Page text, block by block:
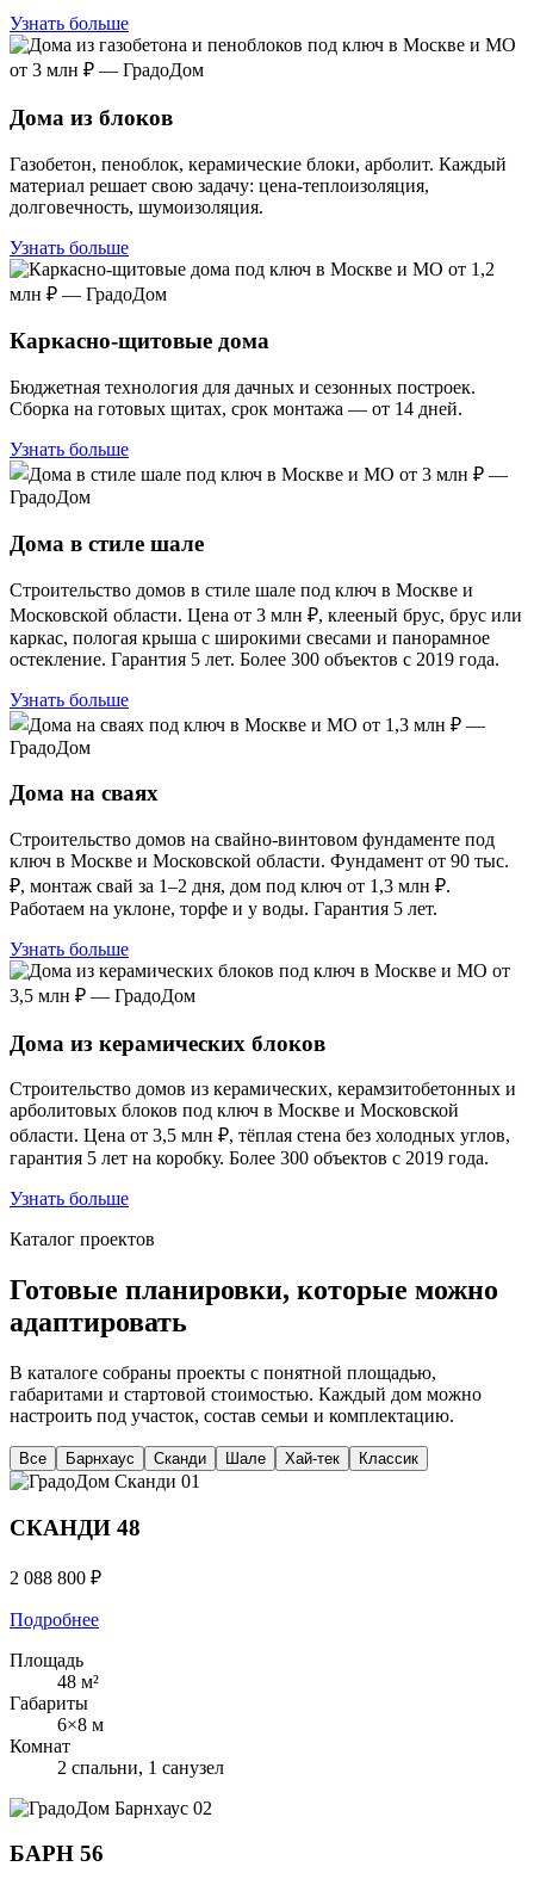
Узнать больше
Дома из блоков
Газобетон, пеноблок, керамические блоки, арболит. Каждый
материал решает свою задачу: цена-теплоизоляция,
долговечность, шумоизоляция.
Узнать больше
Каркасно-щитовые дома
Бюджетная технология для дачных и сезонных построек.
Сборка на готовых щитах, срок монтажа — от 14 дней.
Узнать больше
Дома в стиле шале
Строительство домов в стиле шале под ключ в Москве и
Московской области. Цена от 3 млн ₽, клееный брус, брус или
каркас, пологая крыша с широкими свесами и панорамное
остекление. Гарантия 5 лет. Более 300 объектов с 2019 года.
Узнать больше
Дома на сваях
Строительство домов на свайно-винтовом фундаменте под
ключ в Москве и Московской области. Фундамент от 90 тыс.
₽, монтаж свай за 1–2 дня, дом под ключ от 1,3 млн ₽.
Работаем на уклоне, торфе и у воды. Гарантия 5 лет.
Узнать больше
Дома из керамических блоков
Строительство домов из керамических, керамзитобетонных и
арболитовых блоков под ключ в Москве и Московской
области. Цена от 3,5 млн ₽, тёплая стена без холодных углов,
гарантия 5 лет на коробку. Более 300 объектов с 2019 года.
Узнать больше
Каталог проектов
Готовые планировки, которые можно
адаптировать
В каталоге собраны проекты с понятной площадью,
габаритами и стартовой стоимостью. Каждый дом можно
настроить под участок, состав семьи и комплектацию.
Все Барнхаус Сканди Шале Хай-тек Классик
Сканди 01
СКАНДИ 48
2 088 800 ₽
Подробнее
Площадь
48 м²
Габариты
6×8 м
Комнат
2 спальни, 1 санузел
Барнхаус 02
БАРН 56